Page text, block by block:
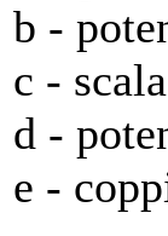
b -
c -
d -
e -